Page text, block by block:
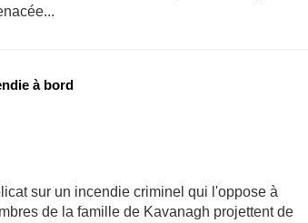
à bord
sur un incendie criminel qui l'oppose à
de la famille de Kavanagh projettent de